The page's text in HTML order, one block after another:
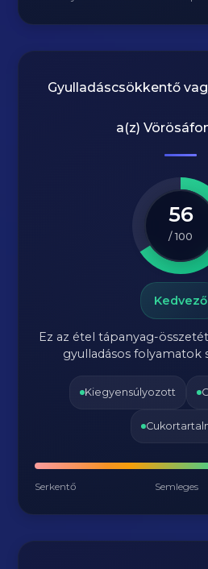
Gyulladáscsökkentő
a(z)
56
/ 100
Kedvező
Ez az étel tápanyag-
gyulladásos folyamatok
Kiegyensúlyozott
Serkentő Semleges